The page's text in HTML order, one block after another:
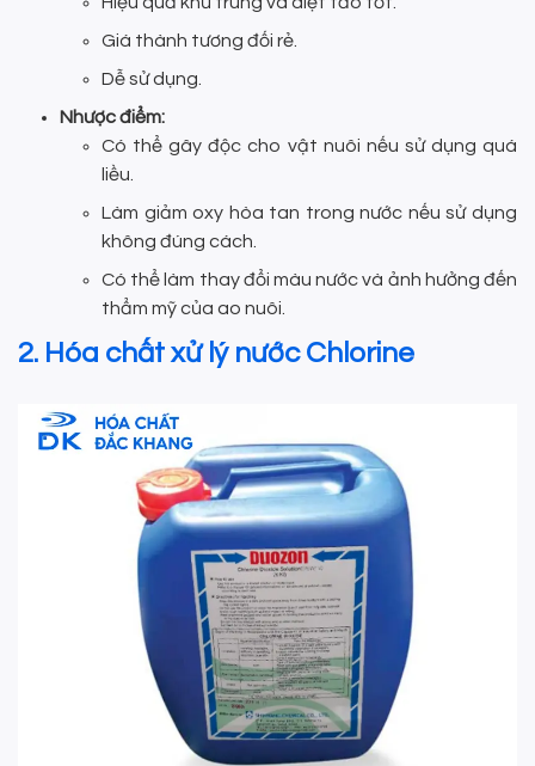
Giá thành tương đối rẻ.
Dễ sử dụng.
Nhược điểm:
Có thể gây độc cho vật nuôi nếu sử dụng quá
liều.
Làm giảm oxy hòa tan trong nước nếu sử dụng
không đúng cách.
Có thể làm thay đổi màu nước và ảnh hưởng đến
thẩm mỹ của ao nuôi.
2. Hóa chất xử lý nước Chlorine